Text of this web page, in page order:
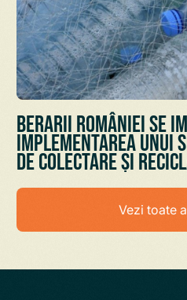
Berarii României se
implementarea unui
de colectare și
Vezi toate